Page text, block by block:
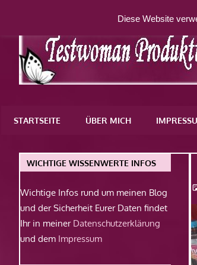
springen
WordPress-
STARTSEITE ÜBER MICH
WICHTIGE WISSENWERTE INFOS
Wichtige Infos rund um meinen Blog
und der Sicherheit Eurer Daten findet
Ihr in meiner Datenschutzerklärung
und dem Impressum
Diese Website